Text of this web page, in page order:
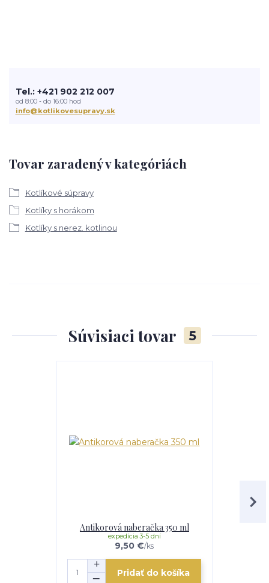
Tovar zaradený v kategóriách
Kotlíkové súpravy
Kotlíky s horákom
Kotlíky s nerez. kotlinou
Tel.: +421 902 212 007
od 8:00 - do 16:00 hod
info@kotlikovesupravy.sk
Súvisiaci tovar 5
Antikorová naberačka 350 ml
9,50 €/ks
expedícia 3-5 dní
Pridať do košíka